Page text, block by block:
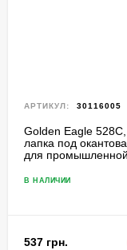
АРТИКУЛ: 30116005
Golden Eagle 528C,
лапка под
для промышленной
машины
В НАЛИЧИИ
537 грн.